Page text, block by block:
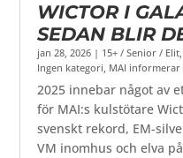
WICTOR I
SEDAN BLIR
jan 28, 2026 | 15+ / Senior / Elit
Ingen kategori, MAI informerar
2025 innebar något av
för MAI:s kulstötare
svenskt rekord, EM-
VM inomhus och elva